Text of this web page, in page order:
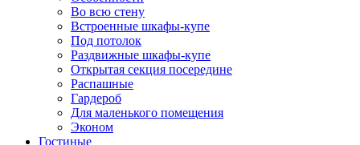
Во всю стену
Встроенные шкафы-купе
Под потолок
Раздвижные шкафы-купе
Открытая секция посередине
Распашные
Гардероб
Для маленького помещения
Эконом
Гостиные